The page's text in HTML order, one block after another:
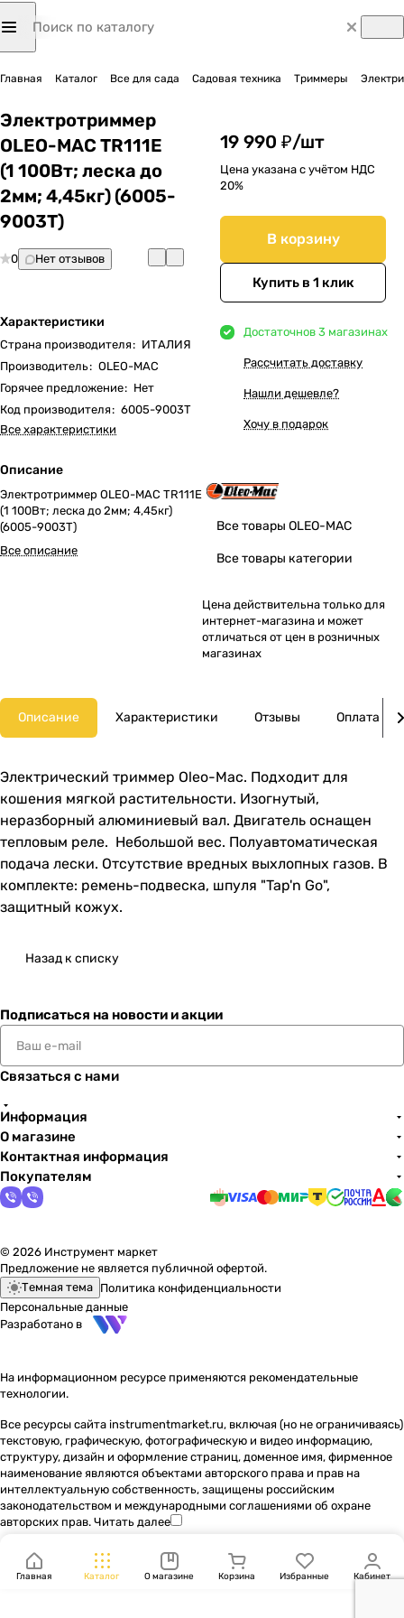
Главная Каталог Все для сада Садовая техника Триммеры
Электротриммер
OLEO-MAC TR111E
(1 100Вт; леска до
2мм; 4,45кг) (6005-
9003T)
0 Нет отзывов
Характеристики
Страна производителя: ИТАЛИЯ
Производитель: OLEO-MAC
Горячее предложение: Нет
Код производителя: 6005-9003T
Все характеристики
Описание
Электротриммер OLEO-MAC TR111E
(1 100Вт; леска до 2мм; 4,45кг)
(6005-9003T)
Все описание
19 990 ₽/шт
Цена указана с учётом НДС
20%
В корзину
Купить в 1 клик
Достаточнов 3 магазинах
Рассчитать доставку
Нашли дешевле?
Хочу в подарок
Все товары OLEO-MAC
Все товары категории
Цена действительна только для
интернет-магазина и может
отличаться от цен в розничных
магазинах
Описание Характеристики Отзывы Оплата
Электрический триммер Oleo-Mac. Подходит для
кошения мягкой растительности. Изогнутый,
неразборный алюминиевый вал. Двигатель оснащен
тепловым реле. Небольшой вес. Полуавтоматическая
подача лески. Отсутствие вредных выхлопных газов. В
комплекте: ремень-подвеска, шпуля "Tap'n Go",
защитный кожух.
Назад к списку
Подписаться на новости и акции
Связаться с нами
Информация
О магазине
Контактная информация
Покупателям
© 2026 Инструмент маркет
Предложение не является публичной офертой.
Темная тема Политика конфиденциальности
Персональные данные
Разработано в
На информационном ресурсе применяются рекомендательные
технологии.
Все ресурсы сайта instrumentmarket.ru, включая (но не ограничиваясь)
текстовую, графическую, фотографическую и видео информацию,
структуру, дизайн и оформление страниц, доменное имя, фирменное
наименование являются объектами авторского права и прав на
интеллектуальную собственность, защищены российским
законодательством и международными соглашениями об охране
авторских прав. Читать далее
Главная Каталог О магазине Корзина Избранные Кабинет